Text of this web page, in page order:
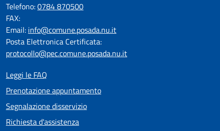
Telefono:0784 870500
FAX:
Email: info@comune.posada.nu.it
Posta Elettronica Certificata:
protocollo@pec.comune.posada.nu.it
Leggi le FAQ
Prenotazione appuntamento
Segnalazione disservizio
Richiesta d'assistenza